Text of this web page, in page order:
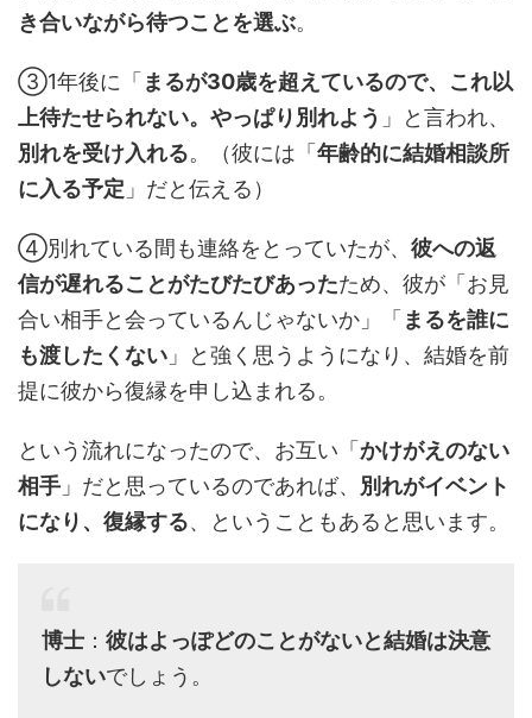
き合いながら待つことを選ぶ。
③1年後に「まるが30歳を超えているので、これ以
上待たせられない。やっぱり別れよう 」と言われ、
別れを受け入れる。（彼には「年齢的に結婚相談所
に入る予定 」だと伝える）
④別れている間も連絡をとっていたが、 彼への返
信が遅れることがたびたびあったため、彼が「お見
合い相手と会っているんじゃないか」「まるを誰に
も渡したくない 」と強く思うようになり、結婚を前
提に彼から復縁を申し込まれる。
という流れになったので、お互い「かけがえのない
相手 」だと思っているのであれば、 別れがイベント
になり、復縁する、ということもあると思います。
博士 ： 彼はよっぽどのことがないと結婚は決意
しないでしょう。